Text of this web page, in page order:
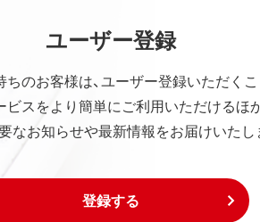
ユーザー登録
ちのお客様は、ユーザー登録いただく
ビスをより簡単にご利用いただけるほか
なお知らせや最新情報をお届けいたし
登録する